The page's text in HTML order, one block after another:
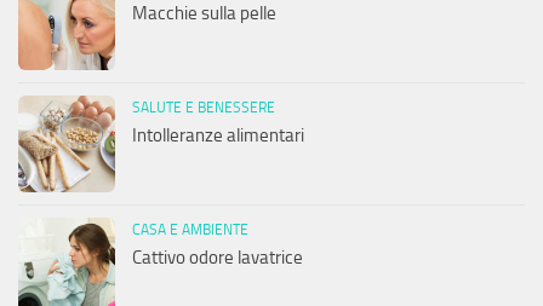
Macchie sulla pelle
SALUTE E BENESSERE
Intolleranze alimentari
CASA E AMBIENTE
Cattivo odore lavatrice